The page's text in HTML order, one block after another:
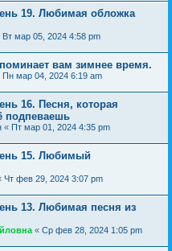
19. Любимая обложка
Вт мар 05, 2024 4:58 pm
вам зимнее время.
Пн мар 04, 2024 6:19 am
16. Песня, которая
подпеваешь
« Пт мар 01, 2024 4:35 pm
15. Любимый
Чт фев 29, 2024 3:07 pm
13. Любимая песня из
« Ср фев 28, 2024 1:05 pm